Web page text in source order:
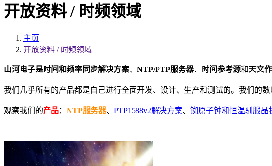
开放资料 / 时频领域
主页
开放资料 / 时频领域
山河电子是时间和频率同步解决方案、 NTP/PTP服务器、 时间参考源和天文
我们几乎所有的产品都是自己进行全面开发、设计、生产和测试的。我们的
观察我们的产品： NTP服务器、 PTP1588v2解决方案、 铷原子钟和恒温驯服晶